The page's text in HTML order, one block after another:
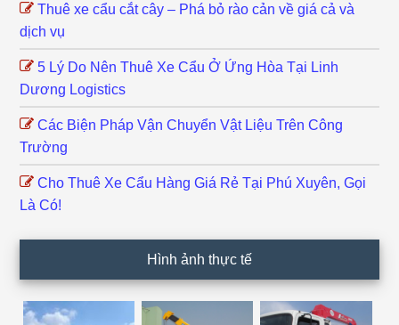
Thuê xe cẩu cắt cây – Phá bỏ rào cản về giá cả và
dịch vụ
5 Lý Do Nên Thuê Xe Cẩu Ở Ứng Hòa Tại Linh
Dương Logistics
Các Biện Pháp Vận Chuyển Vật Liệu Trên Công
Trường
Cho Thuê Xe Cẩu Hàng Giá Rẻ Tại Phú Xuyên, Gọi
Là Có!
Hình ảnh thực tế